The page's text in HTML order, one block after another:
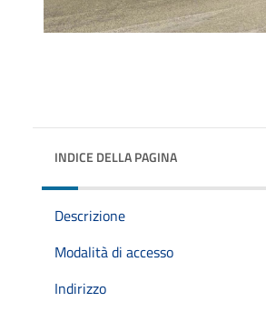
INDICE DELLA PAGINA
Descrizione
Modalità di accesso
Indirizzo